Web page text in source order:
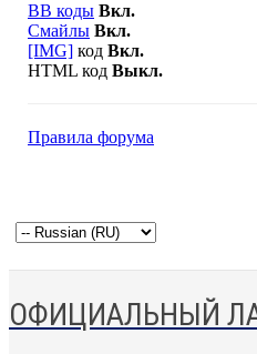
BB коды Вкл.
Смайлы Вкл.
[IMG] код Вкл.
HTML код Выкл.
Правила форума
ОФИЦИАЛЬНЫЙ